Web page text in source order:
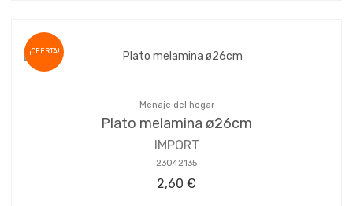
¡OFERTA!
Menaje del hogar
Plato melamina ø26cm
IMPORT
23042135
2,60 €